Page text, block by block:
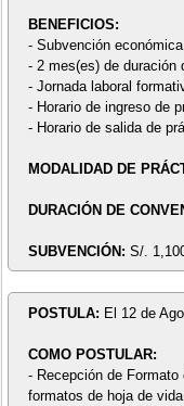
BENEFICIOS:
- Subvención
- 2 mes(es) de duración
- Jornada laboral
- Horario de ingreso de
- Horario de salida de
MODALIDAD DE
DURACIÓN DE
SUBVENCIÓN: S/.
POSTULA: El 12 de
COMO POSTULAR:
- Recepción de
formatos de hoja de